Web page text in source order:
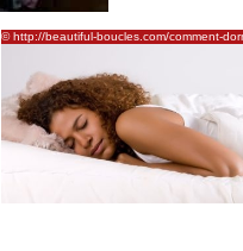
© http://beautiful-boucles.com/comment-